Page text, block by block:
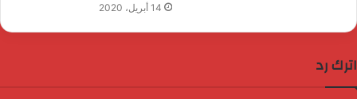
14 أبريل، 2020
اترك رد